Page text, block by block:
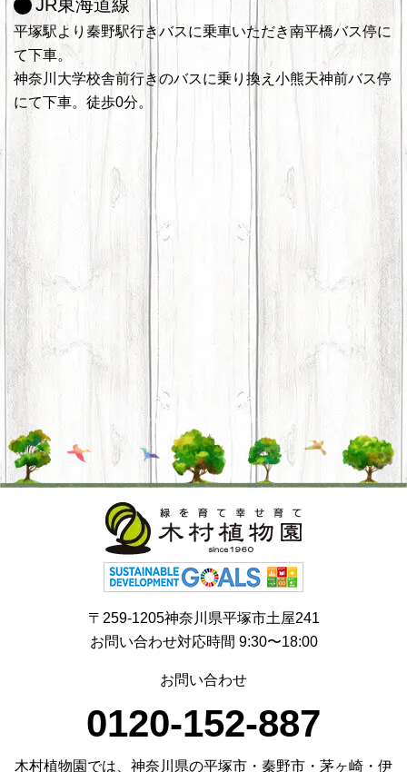
JR東海道線
平塚駅より秦野駅行きバスに乗車いただき南平橋バス停に
て下車。
神奈川大学校舎前行きのバスに乗り換え小熊天神前バス停
にて下車。徒歩0分。
〒259-1205神奈川県平塚市土屋241
お問い合わせ対応時間 9:30〜18:00
お問い合わせ
0120-152-887
木村植物園では、神奈川県の平塚市・秦野市・茅ヶ崎・伊